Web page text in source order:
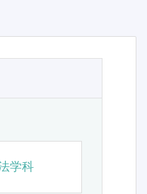
学科